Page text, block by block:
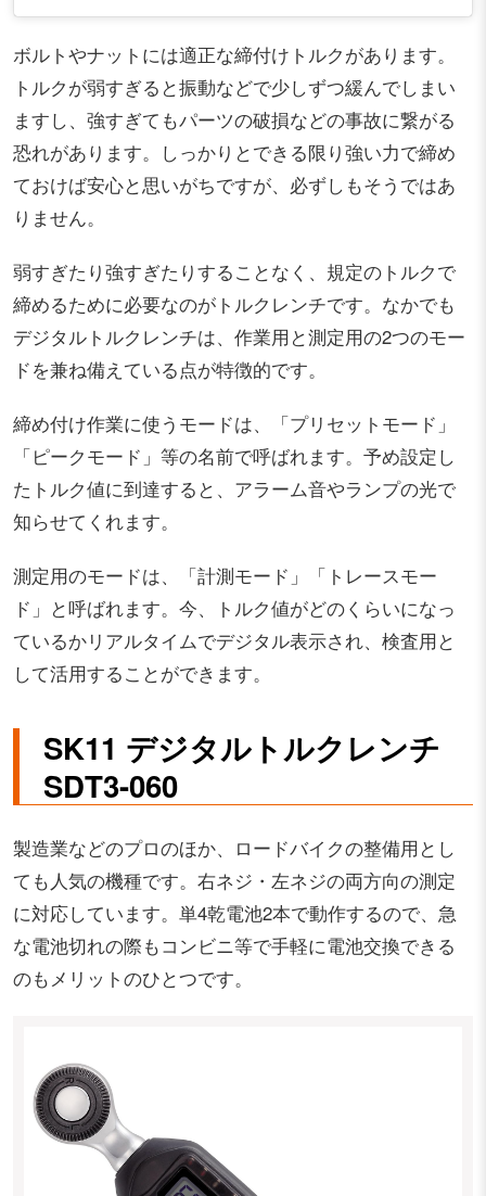
ボルトやナットには適正な締付けトルクがあります。
トルクが弱すぎると振動などで少しずつ緩んでしまい
ますし、強すぎてもパーツの破損などの事故に繋がる
恐れがあります。しっかりとできる限り強い力で締め
ておけば安心と思いがちですが、必ずしもそうではあ
りません。
弱すぎたり強すぎたりすることなく、規定のトルクで
締めるために必要なのがトルクレンチです。なかでも
デジタルトルクレンチは、作業用と測定用の2つのモー
ドを兼ね備えている点が特徴的です。
締め付け作業に使うモードは、「プリセットモード」
「ピークモード」等の名前で呼ばれます。予め設定し
たトルク値に到達すると、アラーム音やランプの光で
知らせてくれます。
測定用のモードは、「計測モード」「トレースモー
ド」と呼ばれます。今、トルク値がどのくらいになっ
ているかリアルタイムでデジタル表示され、検査用と
して活用することができます。
SK11 デジタルトルクレンチ
SDT3-060
製造業などのプロのほか、ロードバイクの整備用とし
ても人気の機種です。右ネジ・左ネジの両方向の測定
に対応しています。単4乾電池2本で動作するので、急
な電池切れの際もコンビニ等で手軽に電池交換できる
のもメリットのひとつです。